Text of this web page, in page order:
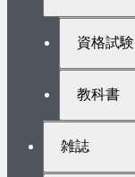
資格試験
教科書
雑誌